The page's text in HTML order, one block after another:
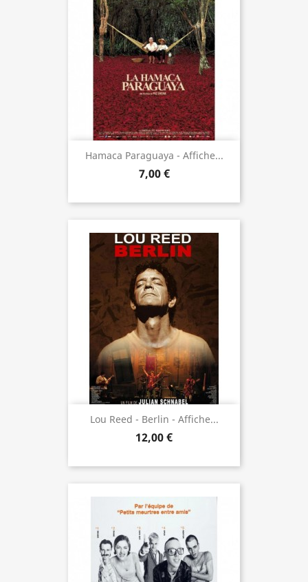
Hamaca Paraguaya - Affiche...
7,00 €
Lou Reed - Berlin - Affiche...
12,00 €